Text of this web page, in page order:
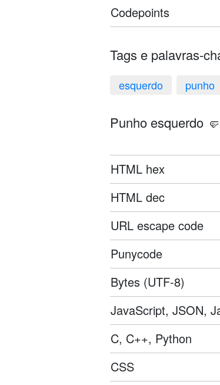
Codepoints
Tags e palavras-
esquerdo punho
Punho esquerdo
HTML hex
HTML dec
URL escape code
Punycode
Bytes (UTF-8)
JavaScript, JSON,
C, C++, Python
CSS